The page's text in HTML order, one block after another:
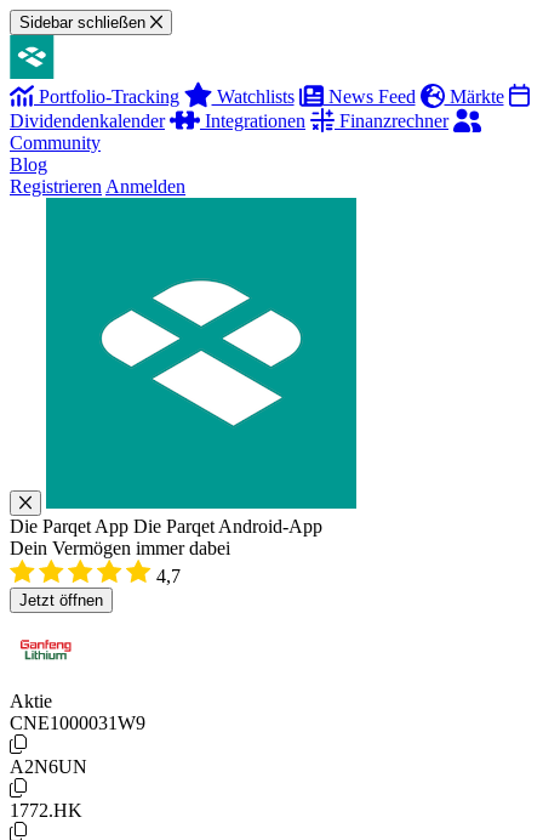
Sidebar schließen
Portfolio-Tracking Watchlists News Feed
Märkte
Dividendenkalender
Integrationen
Finanzrechner
Community
Blog
Registrieren Anmelden
Die Parqet App Die Parqet Android-App
Dein Vermögen immer dabei
4,7
Jetzt öffnen
Aktie
CNE1000031W9
A2N6UN
1772.HK